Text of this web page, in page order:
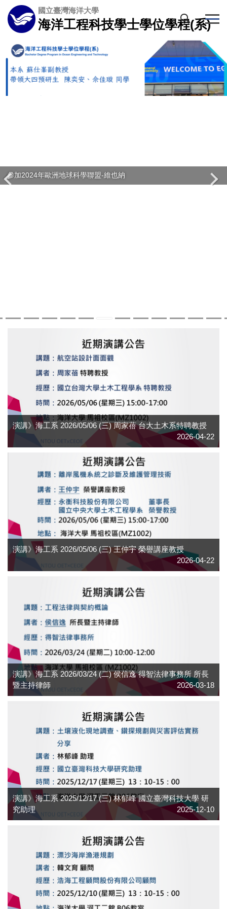
跳
到
主
內
區
國立臺灣海洋大學
海洋工程科技學士學位學程(系)
參加2024年歐洲地球科學聯盟-維也納
演講》海工系 2026/05/06 (三) 周家蓓 台大土木系特聘教授
2026-04-22
演講》海工系 2026/05/06 (三) 王仲宇 榮譽講座教授
2026-04-22
演講》海工系 2026/03/24 (二) 侯信逸 得智法律事務所 所長
暨主持律師
2026-03-18
演講》海工系 2025/12/17 (三) 林郁峰 國立臺灣科技大學 研
究助理
2025-12-10